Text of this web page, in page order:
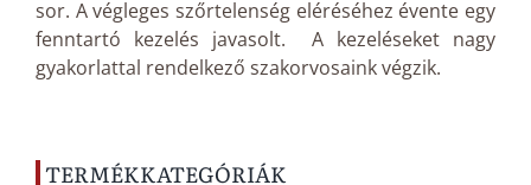
sor. A végleges szőrtelenség eléréséhez évente egy
fenntartó kezelés javasolt. A kezeléseket nagy
gyakorlattal rendelkező szakorvosaink végzik.
TERMÉKKATEGÓRIÁK